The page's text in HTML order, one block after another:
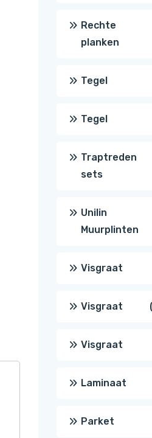
Rechte
planken
Tegel
Tegel
Traptreden
sets
Unilin
Muurplinten
Visgraat
Visgraat
Visgraat
Laminaat
Parket